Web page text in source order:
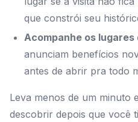
que constrói seu
Acompanhe os
anunciam benefícios
antes de abrir pra todo
Leva menos de um minuto
descobrir depois que você